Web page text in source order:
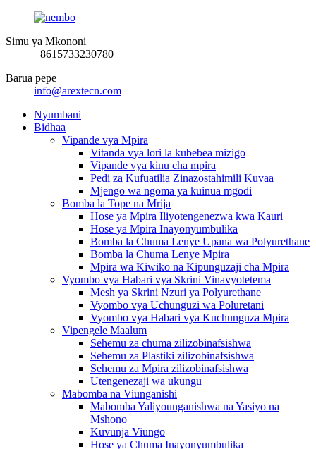
Simu ya Mkononi
+8615733230780
Barua pepe
info@arextecn.com
Nyumbani
Bidhaa
Vipande vya Mpira
Vitanda vya lori la kubebea mizigo
Vipande vya kinu cha mpira
Pedi za Kufuatilia Zinazostahimili Kuvaa
Mjengo wa ngoma ya kuinua mgodi
Bomba la Tope na Mrija
Hose ya Mpira Iliyotengenezwa kwa Kauri
Hose ya Mpira Inayonyumbulika
Bomba la Chuma Lenye Upana wa Polyurethane
Bomba la Chuma Lenye Mpira
Mpira wa Kiwiko na Kipunguzaji cha Mpira
Vyombo vya Habari vya Skrini Vinavyotetema
Mesh ya Skrini Nzuri ya Polyurethane
Vyombo vya Uchunguzi wa Poluretani
Vyombo vya Habari vya Kuchunguza Mpira
Vipengele Maalum
Sehemu za chuma zilizobinafsishwa
Sehemu za Plastiki zilizobinafsishwa
Sehemu za Mpira zilizobinafsishwa
Utengenezaji wa ukungu
Mabomba na Viunganishi
Mabomba Yaliyounganishwa na Yasiyo na
Mshono
Kuvunja Viungo
Hose ya Chuma Inayonyumbulika